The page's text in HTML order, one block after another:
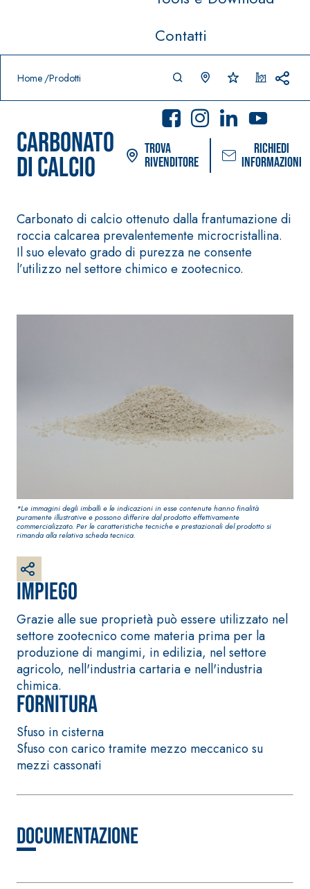
Contatti
Home Prodotti
CARBONATO
DI CALCIO
Trova
rivenditore
Richiedi
informazioni
Carbonato di calcio ottenuto dalla frantumazione di
roccia calcarea prevalentemente microcristallina.
Il suo elevato grado di purezza ne consente
l’utilizzo nel settore chimico e zootecnico.
Impiego
Grazie alle sue proprietà può essere utilizzato nel
settore zootecnico come materia prima per la
produzione di mangimi, in edilizia, nel settore
agricolo, nell'industria cartaria e nell'industria
chimica.
Fornitura
Sfuso in cisterna
Sfuso con carico tramite mezzo meccanico su
mezzi cassonati
*Le immagini degli imballi e le indicazioni in esse contenute hanno finalità
puramente illustrative e possono differire dal prodotto effettivamente
commercializzato. Per le caratteristiche tecniche e prestazionali del prodotto si
rimanda alla relativa scheda tecnica.
Documentazione
Prodotti in primo piano
Sistema POSA PAVIMENTI E
RIVESTIMENTI
AQUAZ
IP ®
–
IMPERMEABILIZZAN
Guaina
polimero cementizia
Sistema
PITTURE
SICURA G3
qualità per
Sistema INTONACATURA E
KB 13 EVOLUTION
Intonaco di fondo bianco
fibrorinforzato a base di
calce aerea, per interni
ed esterni
Sistema RIPRISTINO DEL